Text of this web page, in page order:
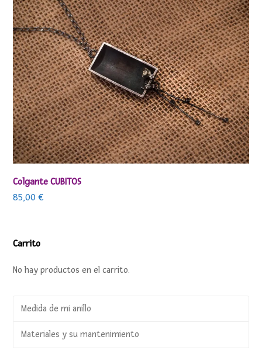
Colgante CUBITOS
85,00€
Carrito
No hay productos en el carrito.
Medida de mi anillo
Materiales y su mantenimiento